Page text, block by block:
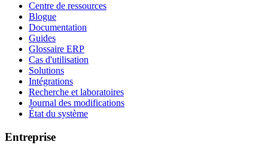
Centre de ressources
Blogue
Documentation
Guides
Glossaire ERP
Cas d'utilisation
Solutions
Intégrations
Recherche et laboratoires
Journal des modifications
État du système
Entreprise